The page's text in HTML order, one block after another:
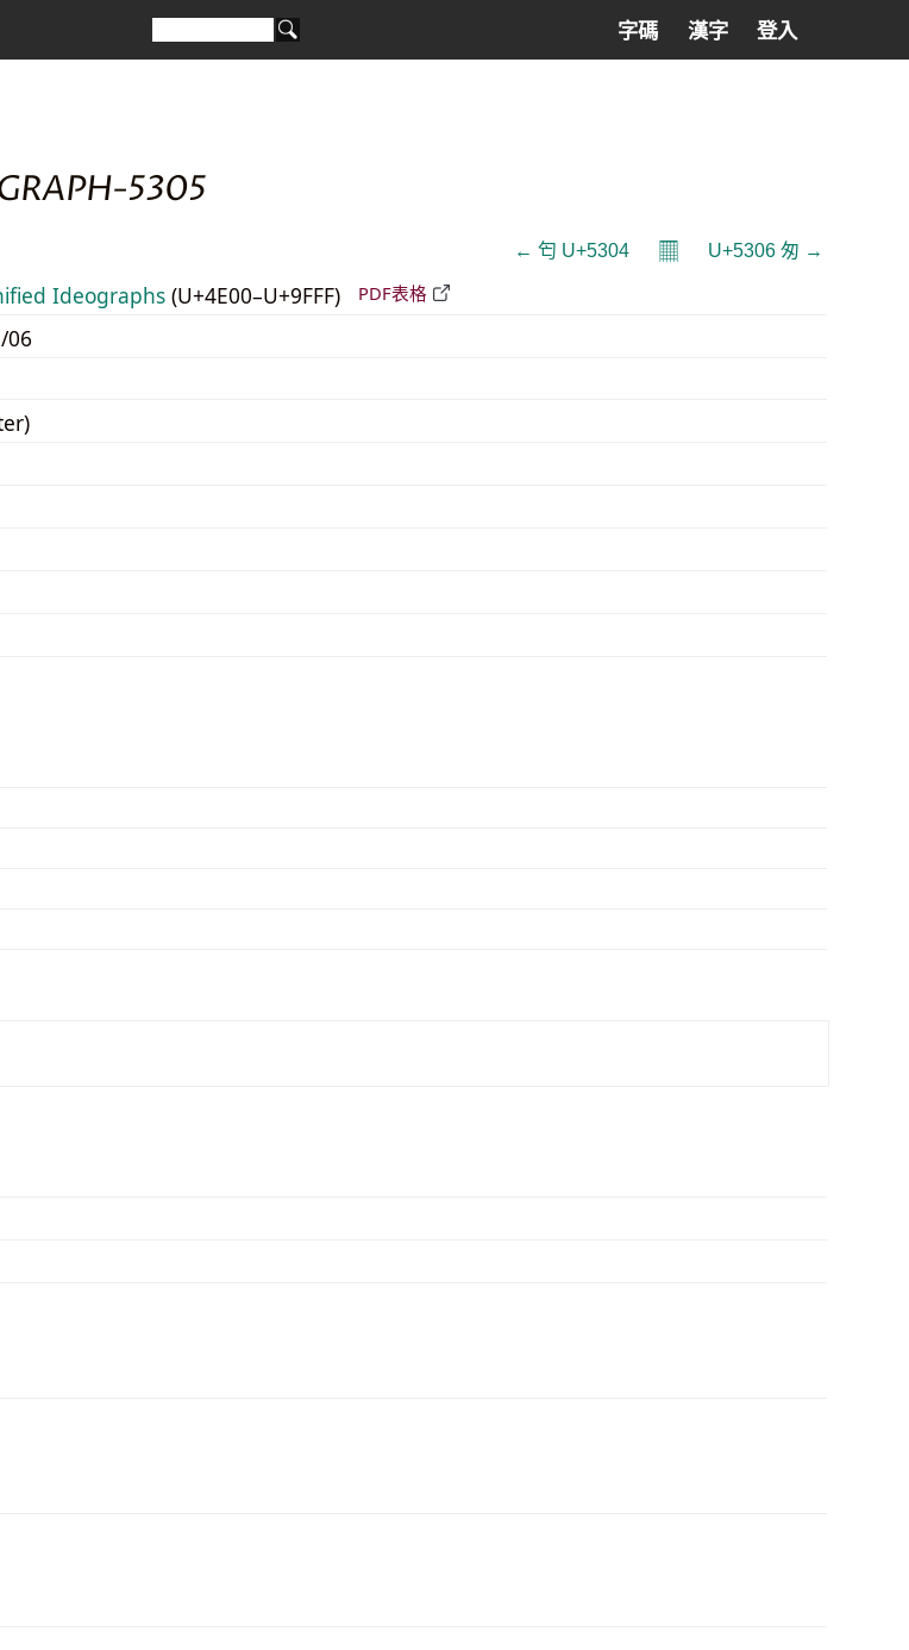
字碼 漢字 登入
5305
← 匄 U+5304 𝄜 U+5306 匆 →
Ideographs (U+4E00–U+9FFF) PDF表格
06